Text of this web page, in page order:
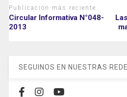
Publicación más reciente
Circular Informativa N°048-
2013
SEGUINOS EN NUESTRAS